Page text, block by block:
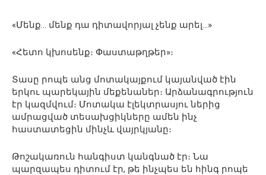
«Մենք… մենք դա դիտավորյալ չենք արել…»
«Հետո կխոսենք։ Փաստաթղթեր»։
Տասը րոպե անց մոտակայքում կայանված էին
երկու պարեկային մեքենաներ։ Արձանագրություն
էր կազմվում։ Մոտակա էլեկտրասյու ներից
ամրացված տեսախցիկները ամեն ինչ
հաստատեցին մինչև վայրկյանը։
Թոշակառուն հանգիստ կանգնած էր։ Նա
պարզապես դիտում էր, թե ինչպես են հինգ րոպե